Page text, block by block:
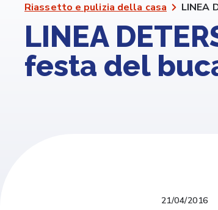
Riassetto e pulizia della casa LINEA
LINEA
festa del
21/04/2016